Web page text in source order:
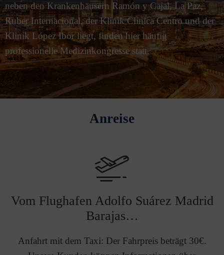
neben den Krankenhäusern Ramón y Cajal, La Paz,
Ruber Internacional, der Klinik Clínica Centro und der
Klinik López Ibor liegt, finden hier häufig
professionelle Medizinkongresse statt.
Anreise
Vom Flughafen Adolfo Suárez Madrid
Barajas…
Anfahrt mit dem Taxi: Der Fahrpreis beträgt 30€.